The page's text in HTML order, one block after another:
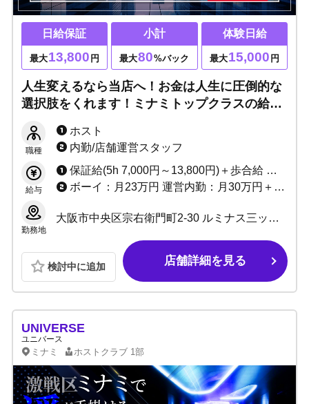
日給保証
最大13,800 円
小計
最大80%バック
体験日給
最大15,000 円
人生変えるなら当店へ！お金は人生に圧倒的な
選択肢をくれます！ミナミトップクラスの給料
を歩みましょう！！
職種
ホスト
内勤/店舗運営スタッフ
給与
保証給(5h 7,000円～13,800円)＋歩合給 ※バック率60～90%!! +功労金+ボーナス多数 （新人さんがとりやすいボーナスをたくさん用意しています）
ボーイ：月23万円 運営内勤：月30万円＋能力給＋ボーナス
勤務地
大阪市中央区宗右衛門町2-30 ルミナス三ッ寺3F
検討中に追加 店舗詳細を見る
UNIVERSE
ユニバース
ミナミ ホストクラブ 1部